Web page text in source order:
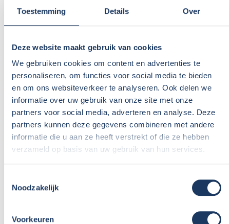
Toestemming Details Over
Deze website maakt gebruik van cookies
We gebruiken cookies om content en advertenties te
personaliseren, om functies voor social media te bieden
en om ons websiteverkeer te analyseren. Ook delen we
informatie over uw gebruik van onze site met onze
partners voor social media, adverteren en analyse. Deze
partners kunnen deze gegevens combineren met andere
informatie die u aan ze heeft verstrekt of die ze hebben
verzameld op basis van uw gebruik van hun services.
Noodzakelijk
Voorkeuren
Vochtmeting
Opmerkingen